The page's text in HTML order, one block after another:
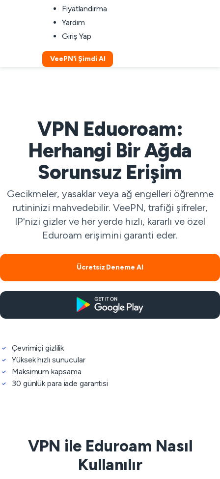
Fiyatlandırma
Yardım
Giriş Yap
VeePN'i Şimdi Al
VPN Eduoroam:
Herhangi Bir Ağda
Sorunsuz Erişim
Gecikmeler, yasaklar veya ağ engelleri öğrenme
rutininizi mahvedebilir. VeePN, trafiği şifreler,
IP'nizi gizler ve her yerde hızlı, kararlı ve özel
Eduroam erişimini garanti eder.
Ücretsiz Deneme Al
Çevrimiçi gizlilik
Yüksek hızlı sunucular
Maksimum kapsama
30 günlük para iade garantisi
VPN ile Eduroam Nasıl
Kullanılır